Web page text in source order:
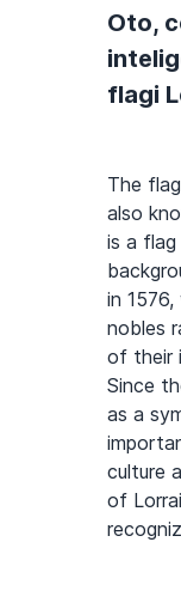
Oto,
flagi
The
also
is a
in
nobles
of their
Since
as a
culture
of